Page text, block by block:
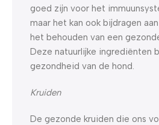
goed zijn voor het
maar het kan ook bijdragen
het behouden van een
Deze natuurlijke ingrediënten
gezondheid van de hond.
Kruiden
De gezonde kruiden die ons